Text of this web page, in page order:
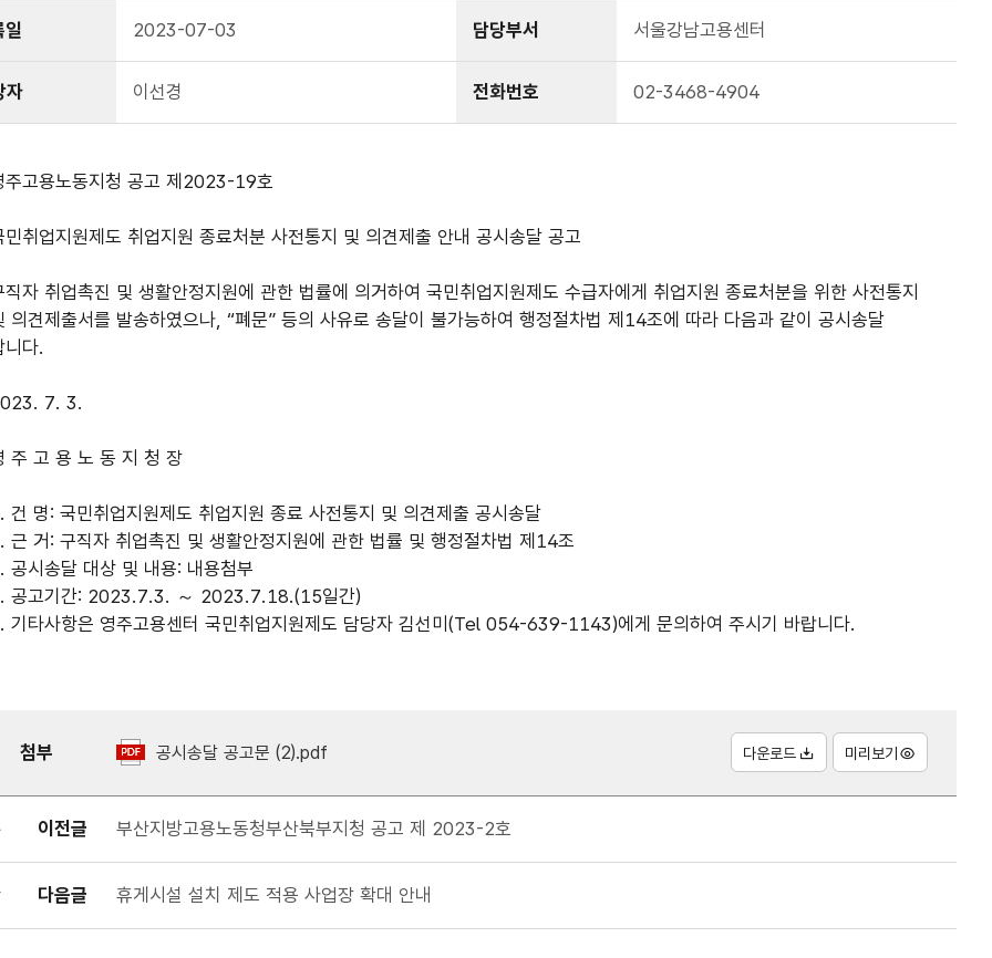
일 2023-07-03 담당부서 서울강남고용센터
자 이선경 전화번호 02-3468-4904
주고용노동지청 공고 제2023-19호
민취업지원제도 취업지원 종료처분 사전통지 및 의견제출 안내 공시송달 공고
직자 취업촉진 및 생활안정지원에 관한 법률에 의거하여 국민취업지원제도 수급자에게 취업지원 종료처분을 위한 사전통지
의견제출서를 발송하였으나, “폐문” 등의 사유로 송달이 불가능하여 행정절차법 제14조에 따라 다음과 같이 공시송달
니다.
7. 3.
주 고 용 노 동 지 청 장
건 명: 국민취업지원제도 취업지원 종료 사전통지 및 의견제출 공시송달
근 거: 구직자 취업촉진 및 생활안정지원에 관한 법률 및 행정절차법 제14조
공시송달 대상 및 내용: 내용첨부
공고기간: 2023.7.3. ～ 2023.7.18.(15일간)
기타사항은 영주고용센터 국민취업지원제도 담당자 김선미(Tel 054-639-1143)에게 문의하여 주시기 바랍니다.
첨부 공시송달 공고문 (2).pdf 다운로드 미리보기
이전글 부산지방고용노동청부산북부지청 공고 제 2023-2호
다음글 휴게시설 설치 제도 적용 사업장 확대 안내